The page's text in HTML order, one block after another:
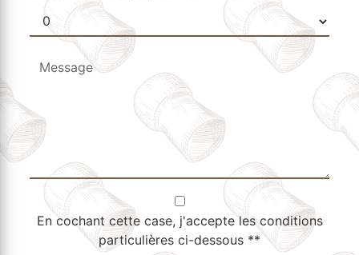
En cochant cette case, j'accepte les conditions
particulières ci-dessous **